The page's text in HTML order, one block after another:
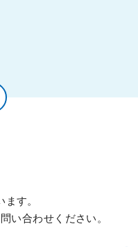
す。
い合わせください。